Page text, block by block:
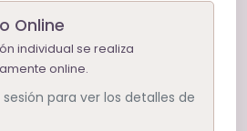
Online
individual se realiza
online.
sesión para ver los detalles de